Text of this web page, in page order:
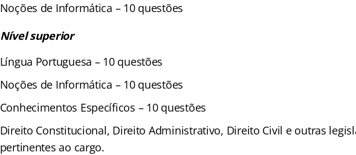
Noções de Informática – 10 questões
Nível superior
Língua Portuguesa – 10 questões
Noções de Informática – 10 questões
Conhecimentos Específicos – 10 questões
Direito Constitucional, Direito Administrativo, Direito Civil e outras
pertinentes ao cargo.